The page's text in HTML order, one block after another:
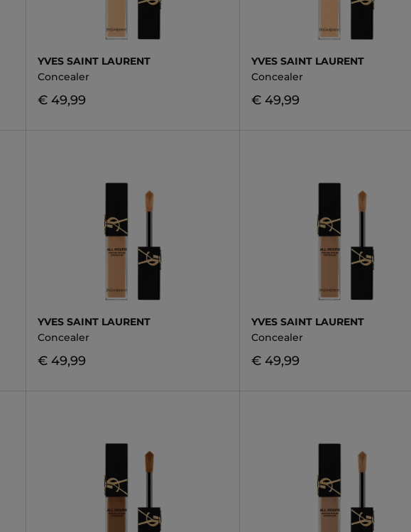
YVES SAINT LAURENT
Concealer
€ 49,99
YVES SAINT LAURENT
Concealer
€ 49,99
YVES SAINT LAURENT
Concealer
€ 49,99
YVES SAINT LAURENT
Concealer
€ 49,99